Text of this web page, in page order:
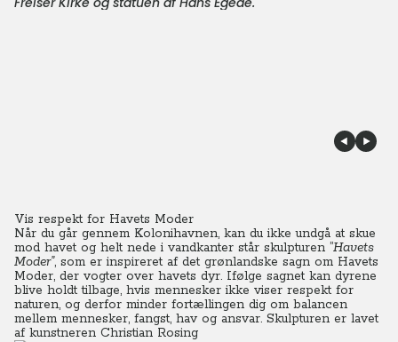
Vis respekt for Havets Moder
Når du går gennem Kolonihavnen, kan du ikke undgå at skue
mod havet og helt nede i vandkanter står skulpturen ”Havets
Moder”, som er inspireret af det grønlandske sagn om Havets
Moder, der vogter over havets dyr. Ifølge sagnet kan dyrene
blive holdt tilbage, hvis mennesker ikke viser respekt for
naturen, og derfor minder fortællingen dig om balancen
mellem mennesker, fangst, hav og ansvar. Skulpturen er lavet
af kunstneren Christian Rosing